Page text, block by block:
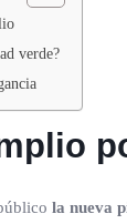
verde?
la nueva